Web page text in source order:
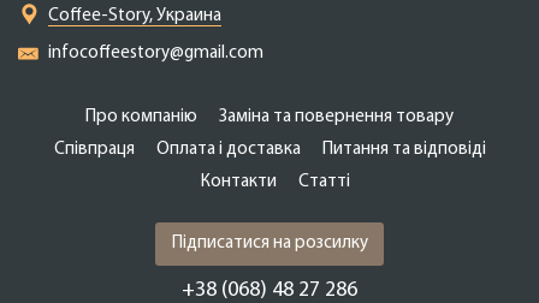
Coffee-Story, Украина
infocoffeestory@gmail.com
Про компанію
Заміна та повернення товару
Співпраця
Оплата і доставка
Питання та відповіді
Контакти
Cтатті
Підписатися на розсилку
+38 (068) 48 27 286